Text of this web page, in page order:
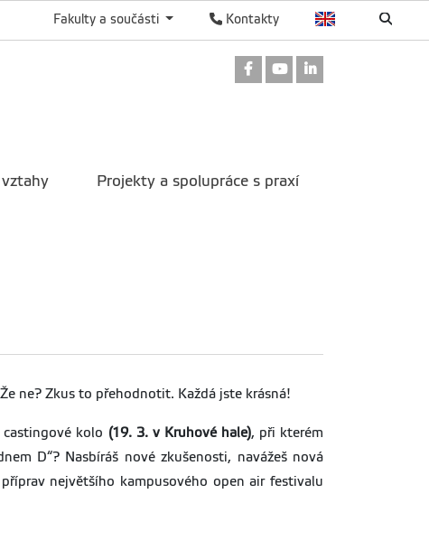
Kontakty
Fakulty a součásti
Odkaz na Facebook
Odkaz na Youtube
Projekty a spolupráce s praxí
ne? Zkus to přehodnotit. Každá jste krásná!
kolo (19. 3. v Kruhové hale), při kterém
D“? Nasbíráš nové zkušenosti, navážeš nová
největšího kampusového open air festivalu